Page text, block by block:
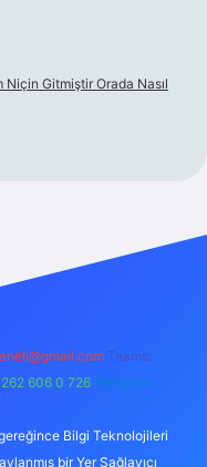
Gitmiştir Orada Nasıl
Teams:
606 0 726 Telegram:
Bilgi Teknolojileri
bir Yer Sağlayıcı